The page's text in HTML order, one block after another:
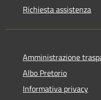
Richiesta assistenza
Amministrazione
Albo Pretorio
Informativa privacy